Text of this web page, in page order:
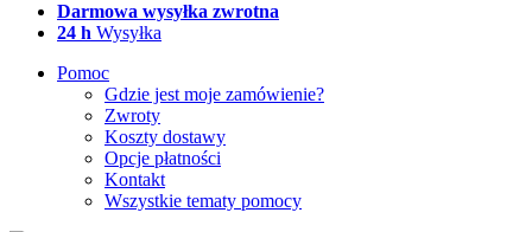
Darmowa wysyłka zwrotna
24 h Wysyłka
Pomoc
Gdzie jest moje zamówienie?
Zwroty
Koszty dostawy
Opcje płatności
Kontakt
Wszystkie tematy pomocy